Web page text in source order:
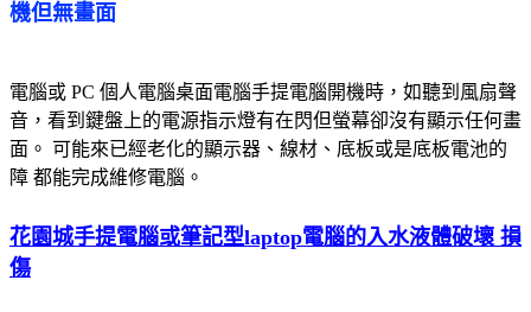
機但無畫面
電腦或 PC 個人電腦桌面電腦手提電腦開機時，如聽到風扇聲
音，看到鍵盤上的電源指示燈有在閃但螢幕卻沒有顯示任何畫
面。 可能來已經老化的顯示器、線材、底板或是底板電池的
障 都能完成維修電腦。
花園城手提電腦或筆記型laptop電腦的入水液體破壞 損
傷